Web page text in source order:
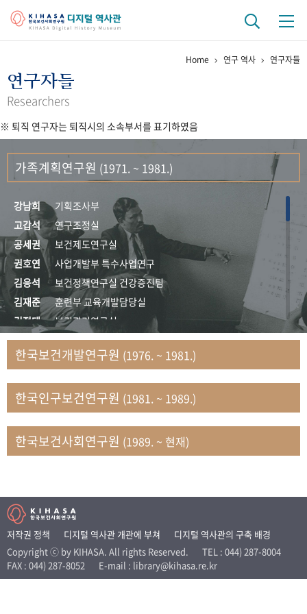
걸어온 길 기관 변천사
연구 역사
정책과 연구 키워드로 보는 연구 역사
연구자들
간행물 변천사
기록물 아카이브
사진 아카이브 문서 기록물 행정박물 영상 기록물
50+1주년 기념
성과 50선 숫자로 보는 50년
세계와 함께 한 KIHASA
VR 역사관
Home 연구 역사 연구자들
연구자들
Researchers
※ 퇴직 연구자는 퇴직시의 소속부서를 표기하였음
가족계획연구원 (1971. ~ 1981.)
강남희
기획조사부
고갑석
연구조정실
공세권
보건제도연구실
권호연
사업개발부 특수사업연구
김응석
보건정책연구실 건강증진팀
김재준
훈련부 교육개발담당실
김정태
보건관리연구실
김지자
연구부 사회개발담당실
김태룡
조사평가부 연구과
문현상
가족복지연구실 인구가족연구팀
박인화
보건정책연구실
박재빈
연구부 인구역학담당실
변종화
보건정책연구실 건강증진팀
송건용
보건정책연구실
송태민
정보통계연구실 빅데이터연구센터
신희설
사업개발부 국제협력연구실
이규식
의료보험연구실
이문기
훈련부
한국보건개발연구원 (1976. ~ 1981.)
한국인구보건연구원 (1981. ~ 1989.)
한국보건사회연구원 (1989. ~ 현재)
저작권 정책 디지털 역사관 개관에 부쳐
디지털 역사관의 구축 배경
Copyright ⓒ by KIHASA. All rights Reserved.
TEL : 044) 287-8004
FAX : 044) 287-8052
E-mail : library@kihasa.re.kr